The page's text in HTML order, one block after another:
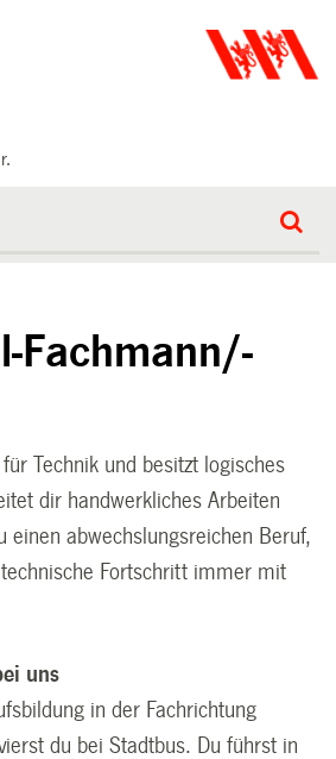
Fachmann/-
Technik und besitzt logisches
dir handwerkliches Arbeiten
einen abwechslungsreichen Beruf,
Fortschritt immer mit
uns
in der Fachrichtung
du bei Stadtbus. Du führst in